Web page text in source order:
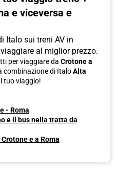
e viceversa e
Italo sui treni AV in
al miglior prezzo.
per viaggiare da Crotone a
combinazione di ItaloAlta
tuo viaggio!
- Roma
e il bus nella tratta da
e a Roma